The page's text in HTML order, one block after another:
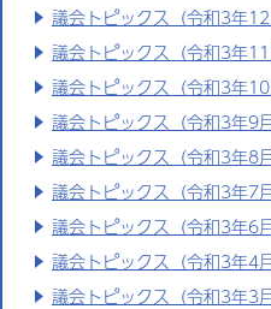
議会トピックス（令和3年12
議会トピックス（令和3年11
議会トピックス（令和3年10
議会トピックス（令和3年9月
議会トピックス（令和3年8月
議会トピックス（令和3年7月
議会トピックス（令和3年6月
議会トピックス（令和3年4月
議会トピックス（令和3年3月